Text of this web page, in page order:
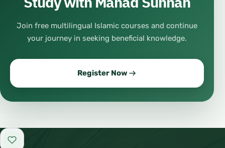
Join free multilingual Islamic courses and continue
your journey in seeking beneficial knowledge.
Register Now
Add to favorites